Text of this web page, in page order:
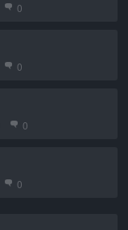
0
0
0
0